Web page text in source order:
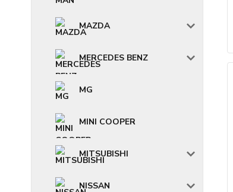
MAZDA
MERCEDES BENZ
MG
MINI COOPER
MITSUBISHI
NISSAN